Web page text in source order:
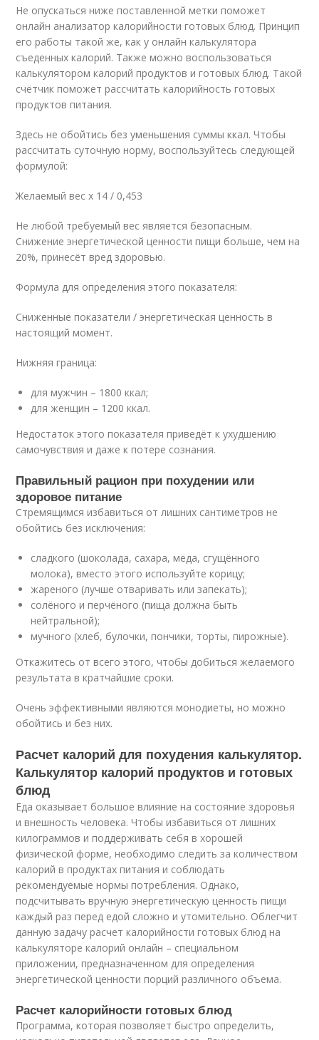
Не опускаться ниже поставленной метки поможет
онлайн анализатор калорийности готовых блюд. Принцип
его работы такой же, как у онлайн калькулятора
съеденных калорий. Также можно воспользоваться
калькулятором калорий продуктов и готовых блюд. Такой
счётчик поможет рассчитать калорийность готовых
продуктов питания.
Здесь не обойтись без уменьшения суммы ккал. Чтобы
рассчитать суточную норму, воспользуйтесь следующей
формулой:
Желаемый вес х 14 / 0,453
Не любой требуемый вес является безопасным.
Снижение энергетической ценности пищи больше, чем на
20%, принесёт вред здоровью.
Формула для определения этого показателя:
Сниженные показатели / энергетическая ценность в
настоящий момент.
Нижняя граница:
для мужчин – 1800 ккал;
для женщин – 1200 ккал.
Недостаток этого показателя приведёт к ухудшению
самочувствия и даже к потере сознания.
Правильный рацион при похудении или
здоровое питание
Стремящимся избавиться от лишних сантиметров не
обойтись без исключения:
сладкого (шоколада, сахара, мёда, сгущённого
молока), вместо этого используйте корицу;
жареного (лучше отваривать или запекать);
солёного и перчёного (пища должна быть
нейтральной);
мучного (хлеб, булочки, пончики, торты, пирожные).
Откажитесь от всего этого, чтобы добиться желаемого
результата в кратчайшие сроки.
Очень эффективными являются монодиеты, но можно
обойтись и без них.
Расчет калорий для похудения калькулятор.
Калькулятор калорий продуктов и готовых
блюд
Еда оказывает большое влияние на состояние здоровья
и внешность человека. Чтобы избавиться от лишних
килограммов и поддерживать себя в хорошей
физической форме, необходимо следить за количеством
калорий в продуктах питания и соблюдать
рекомендуемые нормы потребления. Однако,
подсчитывать вручную энергетическую ценность пищи
каждый раз перед едой сложно и утомительно. Облегчит
данную задачу расчет калорийности готовых блюд на
калькуляторе калорий онлайн – специальном
приложении, предназначенном для определения
энергетической ценности порций различного объема.
Расчет калорийности готовых блюд
Программа, которая позволяет быстро определить,